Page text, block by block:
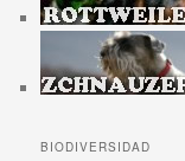
BIODIVERSIDAD